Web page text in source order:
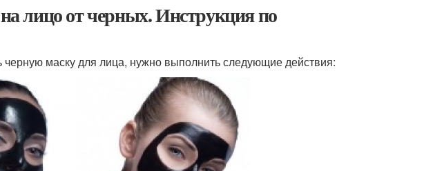
лицо от черных. Инструкция по
черную маску для лица, нужно выполнить следующие действия: